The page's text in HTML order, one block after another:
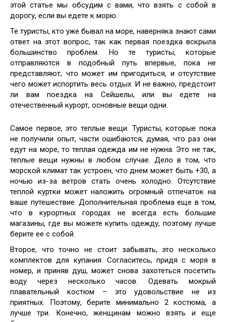
этой статье мы обсудим с вами, что взять с собой в
дорогу, если вы едете к морю.
Те туристы, кто уже бывал на море, наверняка знают сами
ответ на этот вопрос, так как первая поездка вскрыла
большинство проблем. Но те туристы, которые
отправляются в подобный путь впервые, пока не
представляют, что может им пригодиться, и отсутствие
чего может испортить весь отдых. И не важно, предстоит
ли вам поездка на Сейшелы, или вы едете на
отечественный курорт, основные вещи одни.
Самое первое, это теплые вещи. Туристы, которые пока
не получили опыт, части ошибаются, думая, что раз они
едут на море, то теплая одежда им не нужна. Это не так,
теплые вещи нужны в любом случае. Дело в том, что
морской климат так устроен, что днем может быть +30, а
ночью из-за ветров стать очень холодно. Отсутствие
теплой куртки может наложить огромный отпечаток на
ваше путешествие. Дополнительная проблема еще в том,
что в курортных городах не всегда есть большие
магазины, где вы можете купить одежду, поэтому лучше
берите ее с собой.
Второе, что точно не стоит забывать, это несколько
комплектов для купания. Согласитесь, придя с моря в
номер, и приняв душ, может снова захотеться посетить
воду через несколько часов. Одевать мокрый
плавательный костюм – это удовольствие не из
приятных. Поэтому, берите минимально 2 костюма, а
лучше три. Конечно, женщинам можно взять и еще